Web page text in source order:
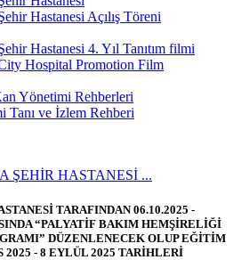
Hastanesi Açılış Töreni
Hastanesi 4. Yıl Tanıtım filmi
Hospital Promotion Film
Yönetimi Rehberleri
Tanı ve İzlem Rehberi
ŞEHİR HASTANESİ ...
TARAFINDAN 06.10.2025 -
“PALYATİF BAKIM HEMŞİRELİĞİ
DÜZENLENECEK OLUP EĞİTİM
2025 - 8 EYLÜL 2025 TARİHLERİ